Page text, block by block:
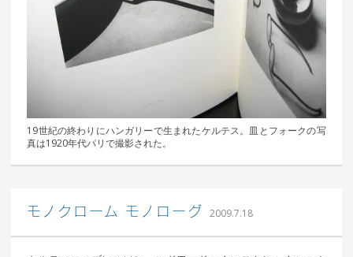
19世紀の終わりにハンガリーで生まれたケルテス。皿とフォークの写
真は1920年代パリで撮影された。
モノクローム モノローグ 2009.7.18｜ 更新日：
込山 敏郎